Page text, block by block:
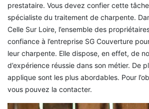
prestataire. Vous devez confier cette
spécialiste du traitement de charpente.
Celle Sur Loire, l’ensemble des
confiance à l’entreprise SG Couverture
leur charpente. Elle dispose, en effet, de
d’expérience réussie dans son métier. De
applique sont les plus abordables. Pour
vous pouvez la contacter.